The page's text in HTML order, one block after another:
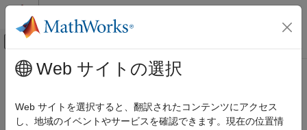
コンテンツへスキップ
オフキャンバス ナビゲーション メ
ドキュメンテーションのホーム
RF Toolbox
メインコンテンツ
Frequency Sweep in RF Budget
Analysis
Web サイトの選択
Web サイトを選択すると、翻訳されたコンテンツにアクセス
し、地域のイベントやサービスを確認できます。現在の位置情